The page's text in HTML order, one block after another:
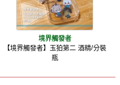
境界觸發者
【境界觸發者】玉狛第二 酒精/分裝
瓶